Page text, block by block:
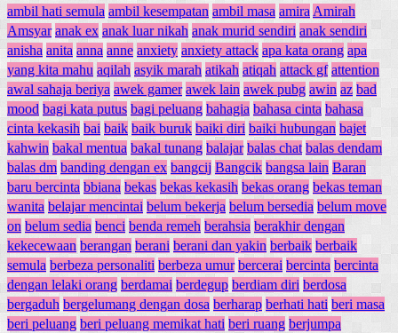
ambil hati semula ambil kesempatan ambil masa amira Amirah
Amsyar anak ex anak luar nikah anak murid sendiri anak sendiri
anisha anita anna anne anxiety anxiety attack apa kata orang apa
yang kita mahu aqilah asyik marah atikah atiqah attack gf attention
awal sahaja beriya awek gamer awek lain awek pubg awin az bad
mood bagi kata putus bagi peluang bahagia bahasa cinta bahasa
cinta kekasih bai baik baik buruk baiki diri baiki hubungan bajet
kahwin bakal mentua bakal tunang balajar balas chat balas dendam
balas dm banding dengan ex bangcij Bangcik bangsa lain Baran
baru bercinta bbiana bekas bekas kekasih bekas orang bekas teman
wanita belajar mencintai belum bekerja belum bersedia belum move
on belum sedia benci benda remeh berahsia berakhir dengan
kekecewaan berangan berani berani dan yakin berbaik berbaik
semula berbeza personaliti berbeza umur bercerai bercinta bercinta
dengan lelaki orang berdamai berdegup berdiam diri berdosa
bergaduh bergelumang dengan dosa berharap berhati hati beri masa
beri peluang beri peluang memikat hati beri ruang berjumpa